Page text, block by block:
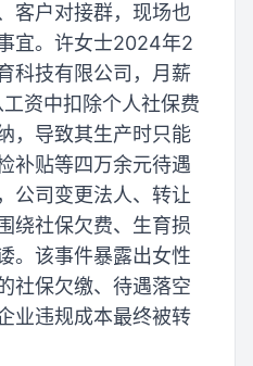
客户对接群，现场也
宜。许女士2024年2
科技有限公司，月薪
资中扣除个人社保费
，导致其生产时只能
补贴等四万余元待遇
公司变更法人、转让
绕社保欠费、生育损
。该事件暴露出女性
社保欠缴、待遇落空
业违规成本最终被转